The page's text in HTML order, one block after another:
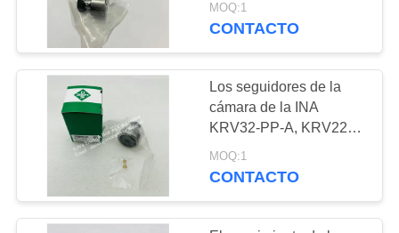
DEL
SITIO
PRIVACY
Rodamiento de
bolitas angular del
contacto
Los rodamientos de
MOQ:1
CONTACTO
Los seguidores de la
cámara de la INA
KRV32-PP-A, KRV22-X-
PP-A
MOQ:1
CONTACTO